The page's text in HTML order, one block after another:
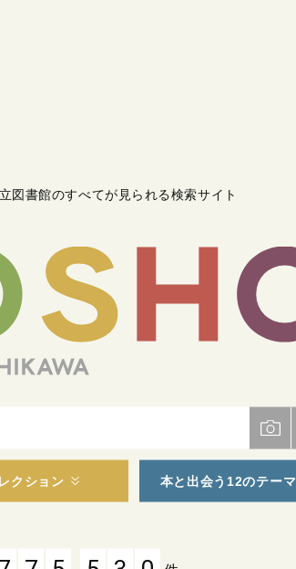
図書館のすべてが見られる検索サイト
クション 本と出会う12のテーマ